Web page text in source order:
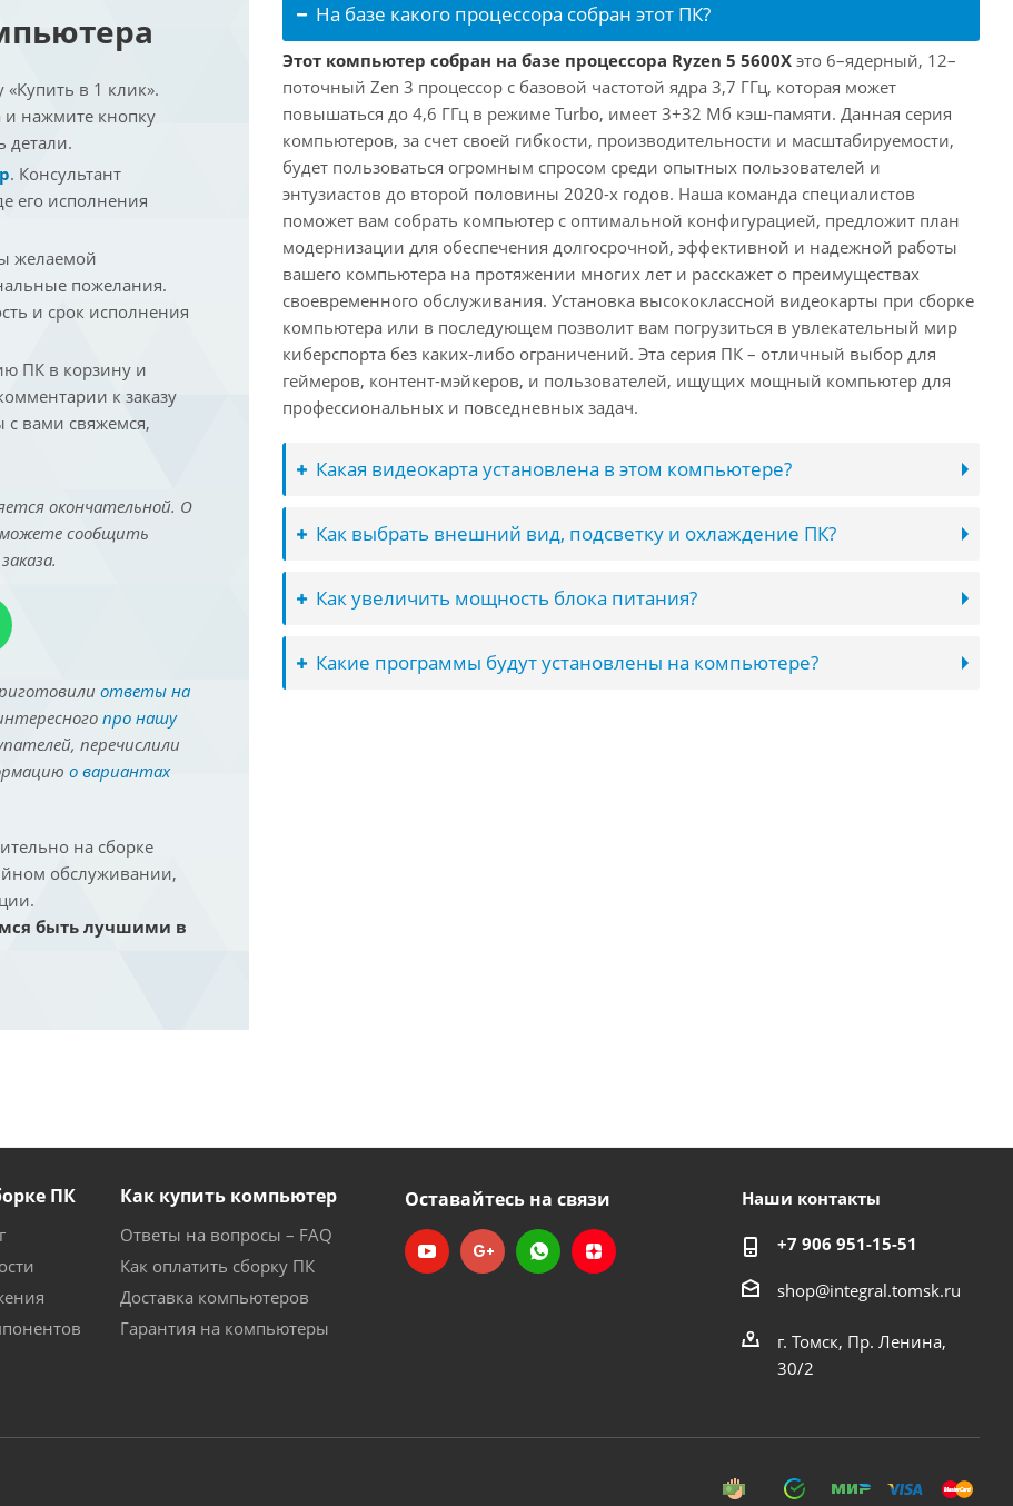
в 1 клик».
нажмите кнопку
детали.
. Консультант
его исполнения
желаемой
пожелания.
и срок исполнения
ПК в корзину и
к заказу
вами свяжемся,
окончательной. О
можете сообщить
ответы на
про нашу
перечислили
о вариантах
на сборке
обслуживании,
быть лучшими в
На базе какого процессора собран этот ПК?
Этот компьютер собран на базе процессора Ryzen 5 5600X это 6–ядерный, 12–
поточный Zen 3 процессор с базовой частотой ядра 3,7 ГГц, которая может
повышаться до 4,6 ГГц в режиме Turbo, имеет 3+32 Мб кэш-памяти. Данная серия
компьютеров, за счет своей гибкости, производительности и масштабируемости,
будет пользоваться огромным спросом среди опытных пользователей и
энтузиастов до второй половины 2020-х годов. Наша команда специалистов
поможет вам собрать компьютер с оптимальной конфигурацией, предложит план
модернизации для обеспечения долгосрочной, эффективной и надежной работы
вашего компьютера на протяжении многих лет и расскажет о преимуществах
своевременного обслуживания. Установка высококлассной видеокарты при сборке
компьютера или в последующем позволит вам погрузиться в увлекательный мир
киберспорта без каких-либо ограничений. Эта серия ПК – отличный выбор для
геймеров, контент-мэйкеров, и пользователей, ищущих мощный компьютер для
профессиональных и повседневных задач.
Какая видеокарта установлена в этом компьютере?
Как выбрать внешний вид, подсветку и охлаждение ПК?
Как увеличить мощность блока питания?
Какие программы будут установлены на компьютере?
ПК Как купить компьютер
Ответы на вопросы – FAQ
Как оплатить сборку ПК
Доставка компьютеров
Гарантия на компьютеры
Оставайтесь на связи Наши контакты
+7 906 951-15-51
shop@integral.tomsk.ru
г. Томск, Пр. Ленина,
30/2